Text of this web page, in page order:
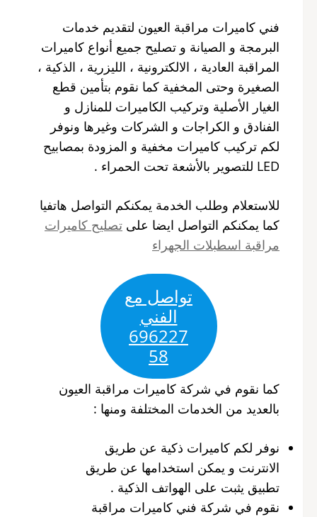
فني كاميرات مراقبة العيون لتقديم خدمات
البرمجة و الصيانة و تصليح جميع أنواع كاميرات
المراقبة العادية ، الالكترونية ، الليزرية ، الذكية ،
الصغيرة وحتى المخفية كما نقوم بتأمين قطع
الغيار الأصلية وتركيب الكاميرات للمنازل و
الفنادق و الكراجات و الشركات وغيرها ونوفر
لكم تركيب كاميرات مخفية و المزودة بمصابيح
LED للتصوير بالأشعة تحت الحمراء .
للاستعلام وطلب الخدمة يمكنكم التواصل هاتفيا
كما يمكنكم التواصل ايضا على تصليح كاميرات
مراقبة اسطبلات الجهراء
تواصل مع
الفني
696227
58
كما نقوم في شركة كاميرات مراقبة العيون
بالعديد من الخدمات المختلفة ومنها :
نوفر لكم كاميرات ذكية عن طريق
الانترنت و يمكن استخدامها عن طريق
تطبيق يثبت على الهواتف الذكية .
نقوم في شركة فني كاميرات مراقبة